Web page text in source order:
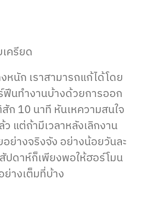
ครียด
หนัก เราสามารถแก้ได้โดย
ฟีนทำงานบ้างด้วยการออก
ก 10 นาที หันเหความสนใจ
แต่ถ้ามีเวลาหลังเลิกงาน
ย่างจริงจัง อย่างน้อยวันละ
ปดาห์ก็เพียงพอให้ฮอร์โมน
ย่างเต็มที่บ้าง